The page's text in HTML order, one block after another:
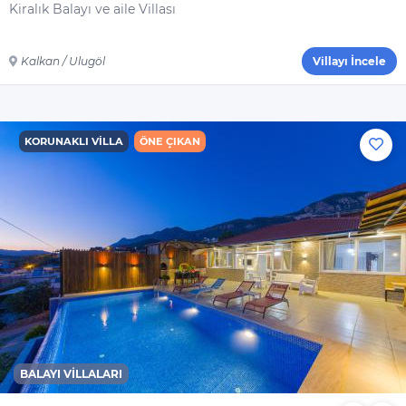
Saç Kurutma
Ütü Masası
Nevresimler
Çarşaflar
Dahil Olmayanlar
Şampuan
El Sabunu
Bulaşık Deterjanı
Bulaşık Makinesi
Deterjanı
Kiralık Balayı ve aile Villası
Kalkan / Ulugöl Villayı İncele
KORUNAKLI VILLA ÖNE ÇIKAN
BALAYI VILLALARI